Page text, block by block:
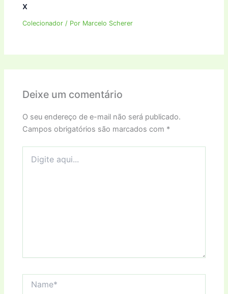
x
Colecionador / Por Marcelo Scherer
Deixe um comentário
O seu endereço de e-mail não será publicado.
Campos obrigatórios são marcados com *
aqui...